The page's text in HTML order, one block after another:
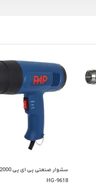
HG-9618